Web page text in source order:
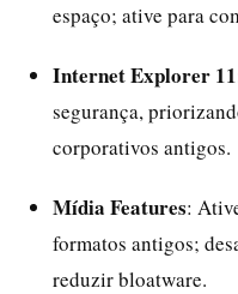
espaço; ative para
Internet Explorer 11
segurança,
corporativos antigos.
Mídia Features:
formatos antigos;
reduzir bloatware.